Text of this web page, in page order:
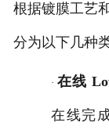
根据镀膜工艺
分为以下几种
· 在线
在线完